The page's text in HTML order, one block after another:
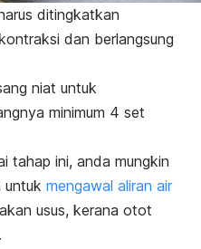
ditingkatkan
dan berlangsung
niat untuk
minimum 4 set
tahap ini, anda mungkin
untuk mengawal aliran air
usus, kerana otot